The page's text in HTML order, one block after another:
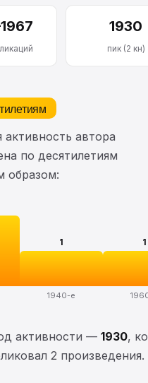
1930
пик (2 кн)
активность автора
по десятилетиям
образом:
1
1940-е
1
активности — 1930,
2 произведения.